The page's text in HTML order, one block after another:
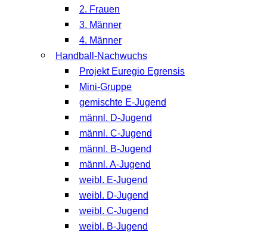
2. Frauen
3. Männer
4. Männer
Handball-Nachwuchs
Projekt Euregio Egrensis
Mini-Gruppe
gemischte E-Jugend
männl. D-Jugend
männl. C-Jugend
männl. B-Jugend
männl. A-Jugend
weibl. E-Jugend
weibl. D-Jugend
weibl. C-Jugend
weibl. B-Jugend